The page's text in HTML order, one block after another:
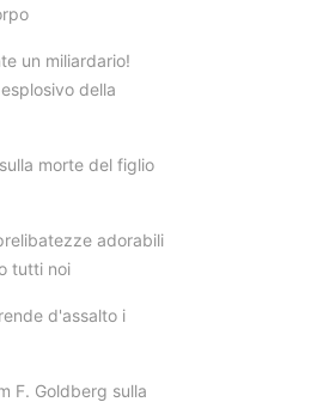
un miliardario!
della
morte del figlio
adorabili
tutti noi
d'assalto i
F. Goldberg sulla